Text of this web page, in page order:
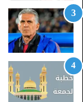
م
و
ب
ا
ي
ل
ي